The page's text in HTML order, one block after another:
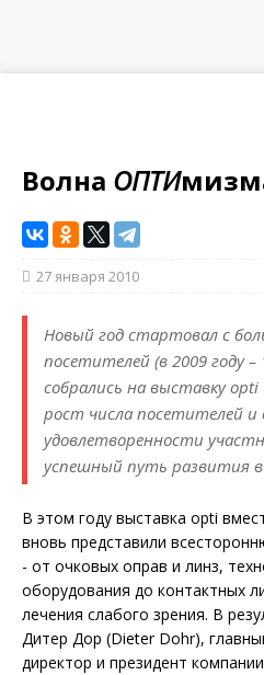
Волна ОПТИ
27 января 2010
Новый год стартовал с
посетителей (в 2009 году
собрались на выставку
рост числа посетителей и
удовлетворенности
успешный путь развития
В этом году выставка opti
вновь представили
- от очковых оправ и линз,
оборудования до контактных
лечения слабого зрения. В
Дитер Дор (Dieter Dohr),
директор и президент